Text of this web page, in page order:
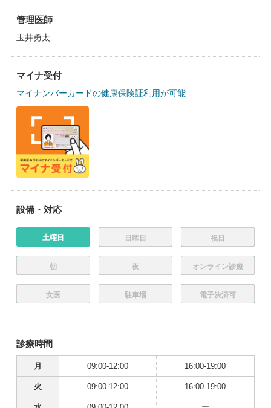
管理医師
玉井勇太
マイナ受付
マイナンバーカードの健康保険証利用が可能
設備・対応
土曜日 日曜日 祝日
朝 夜 オンライン診療
女医 駐車場 電子決済可
診療時間
月 09:00-12:00 16:00-19:00
火 09:00-12:00 16:00-19:00